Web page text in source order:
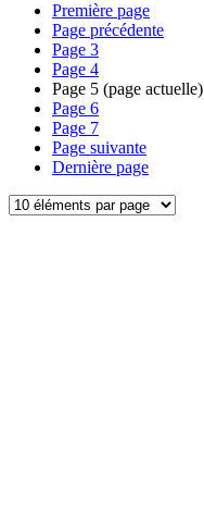
Première page
Page précédente
Page 3
Page 4
Page 5 (page actuelle)
Page 6
Page 7
Page suivante
Dernière page